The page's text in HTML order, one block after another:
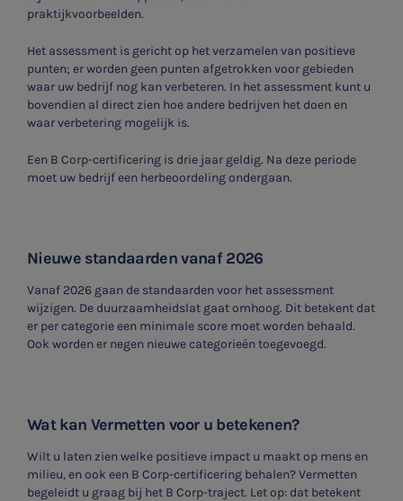
praktijkvoorbeelden.
Het assessment is gericht op het verzamelen van positieve
punten; er worden geen punten afgetrokken voor gebieden
waar uw bedrijf nog kan verbeteren. In het assessment kunt u
bovendien al direct zien hoe andere bedrijven het doen en
waar verbetering mogelijk is.
Een B Corp-certificering is drie jaar geldig. Na deze periode
moet uw bedrijf een herbeoordeling ondergaan.
Nieuwe standaarden vanaf 2026
Vanaf 2026 gaan de standaarden voor het assessment
wijzigen. De duurzaamheidslat gaat omhoog. Dit betekent dat
er per categorie een minimale score moet worden behaald.
Ook worden er negen nieuwe categorieën toegevoegd.
Wat kan Vermetten voor u betekenen?
Wilt u laten zien welke positieve impact u maakt op mens en
milieu, en ook een B Corp-certificering behalen? Vermetten
begeleidt u graag bij het B Corp-traject. Let op: dat betekent